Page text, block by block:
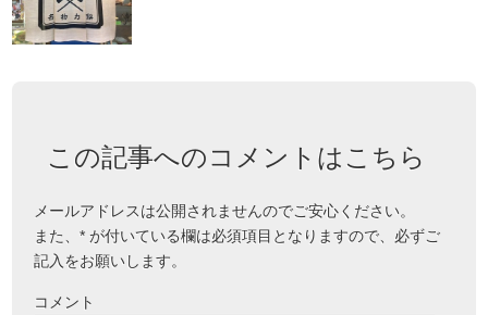
この記事へのコメントはこちら
メールアドレスは公開されませんのでご安心ください。
また、* が付いている欄は必須項目となりますので、必ずご
記入をお願いします。
コメント